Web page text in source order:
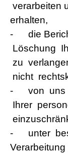
verarbeiten
erhalten,
- die
Löschung
zu
nicht
- von uns
Ihrer
- unter